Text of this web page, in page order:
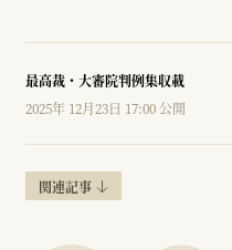
最高裁・大審院判例集収載
2025年 12月23日 17:00 公開
関連記事